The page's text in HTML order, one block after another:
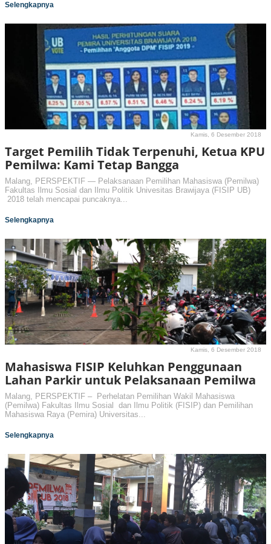
Selengkapnya
Kamis, 6 Desember 2018
Target Pemilih Tidak Terpenuhi, Ketua KPU
Pemilwa: Kami Tetap Bangga
Malang, PERSPEKTIF — Pelaksanaan Pemilihan Mahasiswa (Pemilwa)
Fakultas Ilmu Sosial dan Ilmu Politik Univesitas Brawijaya (FISIP UB)
2018 telah mencapai puncaknya...
Selengkapnya
Kamis, 6 Desember 2018
Mahasiswa FISIP Keluhkan Penggunaan
Lahan Parkir untuk Pelaksanaan Pemilwa
Malang, PERSPEKTIF – Perhelatan Pemilihan Wakil Mahasiswa
(Pemilwa) Fakultas Ilmu Sosial dan Ilmu Politik (FISIP) dan Pemilihan
Mahasiswa Raya (Pemira) Universitas...
Selengkapnya